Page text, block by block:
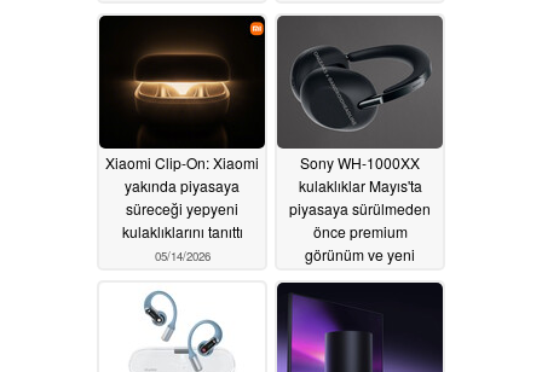
05/16/2026
Xiaomi Clip-On: Xiaomi
yakında piyasaya
süreceği yepyeni
kulaklıklarını tanıttı
05/14/2026
Sony WH-1000XX
kulaklıklar Mayıs'ta
piyasaya sürülmeden
önce premium
görünüm ve yeni
kulaklık kapağı tasarımı
sergiliyor